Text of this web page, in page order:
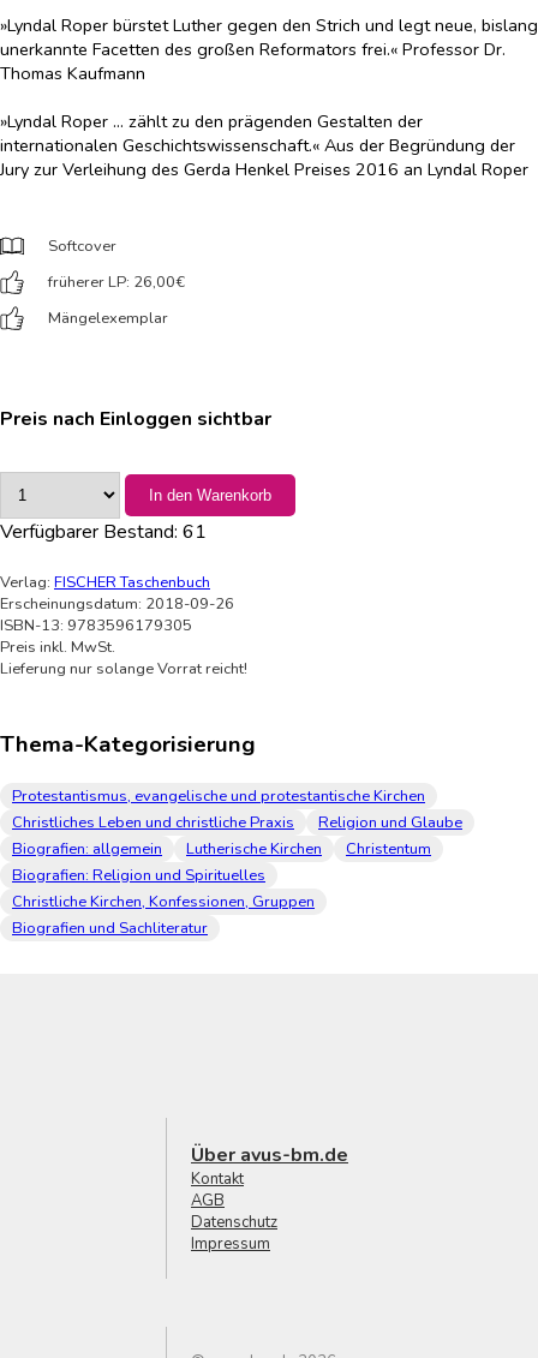
»Lyndal Roper bürstet Luther gegen den Strich und legt neue, bislang
unerkannte Facetten des großen Reformators frei.« Professor Dr.
Thomas Kaufmann
»Lyndal Roper ... zählt zu den prägenden Gestalten der
internationalen Geschichtswissenschaft.« Aus der Begründung der
Jury zur Verleihung des Gerda Henkel Preises 2016 an Lyndal Roper
Softcover
früherer LP: 26,00€
Mängelexemplar
Preis nach Einloggen sichtbar
In den Warenkorb
Verfügbarer Bestand: 61
Verlag: FISCHER Taschenbuch
Erscheinungsdatum: 2018-09-26
ISBN-13: 9783596179305
Preis inkl. MwSt.
Lieferung nur solange Vorrat reicht!
Thema-Kategorisierung
Protestantismus, evangelische und protestantische Kirchen
Christliches Leben und christliche Praxis
Religion und Glaube
Biografien: allgemein
Lutherische Kirchen
Christentum
Biografien: Religion und Spirituelles
Christliche Kirchen, Konfessionen, Gruppen
Biografien und Sachliteratur
Über avus-bm.de
Kontakt
AGB
Datenschutz
Impressum